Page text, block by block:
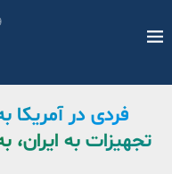
فردی در آمریکا
تجهیزات به